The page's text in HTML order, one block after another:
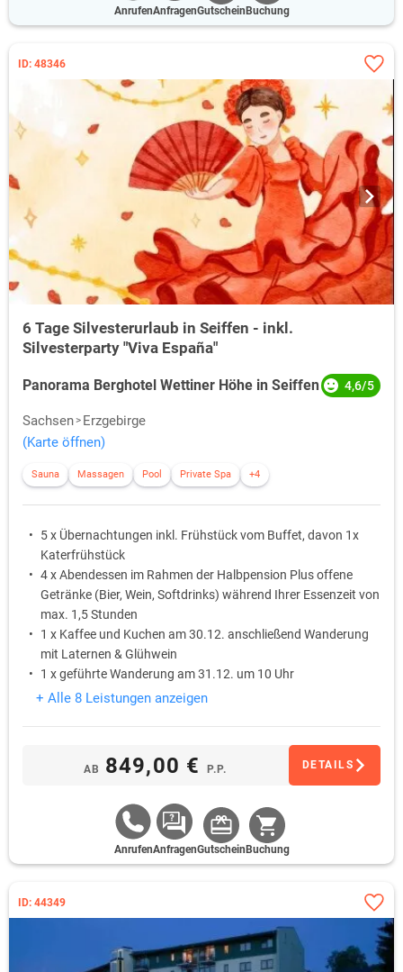
AnrufenAnfragenGutschein Buchung
ID: 48346
6 Tage Silvesterurlaub in Seiffen - inkl.
Silvesterparty "Viva España"
Panorama Berghotel Wettiner Höhe in Seiffen 4,6/5
Sachsen
Erzgebirge
(Karte öffnen)
Sauna Massagen Pool Private Spa +4
5 x Übernachtungen inkl. Frühstück vom Buffet, davon 1x
Katerfrühstück
4 x Abendessen im Rahmen der Halbpension Plus offene
Getränke (Bier, Wein, Softdrinks) während Ihrer Essenzeit von
max. 1,5 Stunden
1 x Kaffee und Kuchen am 30.12. anschließend Wanderung
mit Laternen & Glühwein
1 x geführte Wanderung am 31.12. um 10 Uhr
1 x Silvester-Motto-Party* mit kalt-warmen Buffet inkl. Musik
1 x Eintritt ins Spielzeug- und Freilichtmuseum
+ Alle 8 Leistungen anzeigen
AB 849,00 € P.P. DETAILS
AnrufenAnfragenGutschein Buchung
ID: 44349